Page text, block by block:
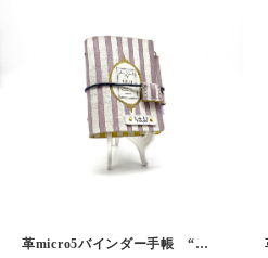
革micro5バインダー手帳 “ブルーベリー・レモンシェイク 昼下がりのお茶会” 本革